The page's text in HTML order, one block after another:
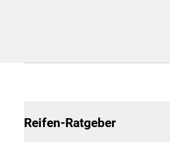
Reifen-Ratgeber